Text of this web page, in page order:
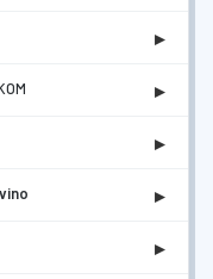
▸
▸
▸
▸
▸